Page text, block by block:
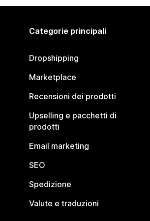
Categorie principali
Dropshipping
Marketplace
Recensioni dei prodotti
Upselling e pacchetti di
prodotti
Email marketing
SEO
Spedizione
Valute e traduzioni